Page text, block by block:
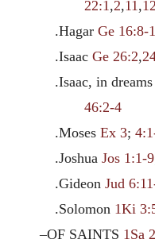
22:1,2,11,12
.Hagar Ge 16:8-
.Isaac Ge 26:2,
.Isaac, in dreams
46:2-4
.Moses Ex 3;
.Joshua Jos 1:1-9
.Gideon Jud
.Solomon 1Ki
–OF SAINTS 1Sa